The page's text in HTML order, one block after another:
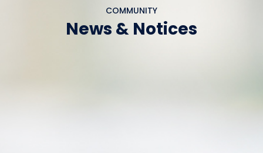
COMMUNITY
News & Notices